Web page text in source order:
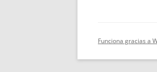
Funciona gracias a